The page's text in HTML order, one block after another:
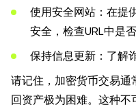
使用安全网站：在提
安全，检查URL中是
保持信息更新：了解
请记住，加密货币交易通
回资产极为困难。这种